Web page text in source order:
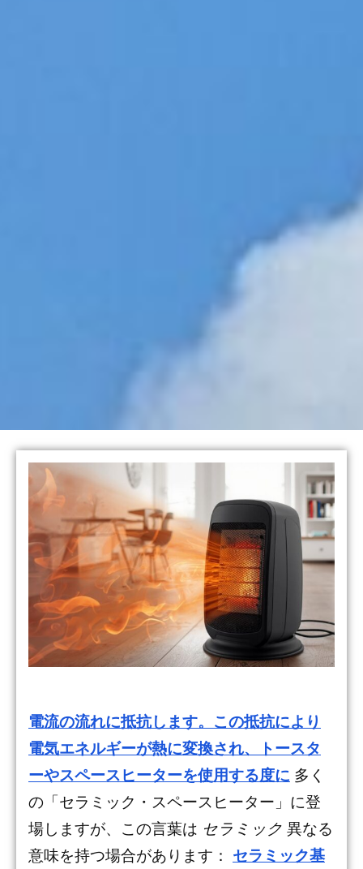
電流の流れに抵抗します。この抵抗により
電気エネルギーが熱に変換され、トースタ
ーやスペースヒーターを使用する度に 多く
の「セラミック・スペースヒーター」に登
場しますが、この言葉は セラミック 異なる
意味を持つ場合があります： セラミック基